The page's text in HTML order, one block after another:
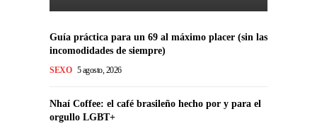
Guía práctica para un 69 al máximo placer (sin las
incomodidades de siempre)
SEXO 5 agosto, 2026
Nhaí Coffee: el café brasileño hecho por y para el
orgullo LGBT+